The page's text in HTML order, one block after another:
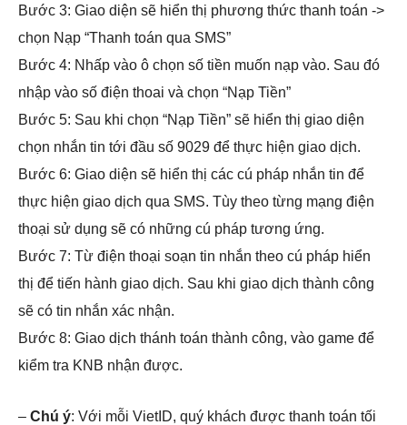
Bước 3: Giao diện sẽ hiển thị phương thức thanh toán ->
chọn Nạp “Thanh toán qua SMS”
Bước 4: Nhấp vào ô chọn số tiền muốn nạp vào. Sau đó
nhập vào số điện thoai và chọn “Nạp Tiền”
Bước 5: Sau khi chọn “Nạp Tiền” sẽ hiển thị giao diện
chọn nhắn tin tới đầu số 9029 để thực hiện giao dịch.
Bước 6: Giao diện sẽ hiển thị các cú pháp nhắn tin để
thực hiện giao dịch qua SMS. Tùy theo từng mạng điện
thoại sử dụng sẽ có những cú pháp tương ứng.
Bước 7: Từ điện thoại soạn tin nhắn theo cú pháp hiển
thị để tiến hành giao dịch. Sau khi giao dịch thành công
sẽ có tin nhắn xác nhận.
Bước 8: Giao dịch thánh toán thành công, vào game để
kiểm tra KNB nhận được.
– Chú ý: Với mỗi VietID, quý khách được thanh toán tối